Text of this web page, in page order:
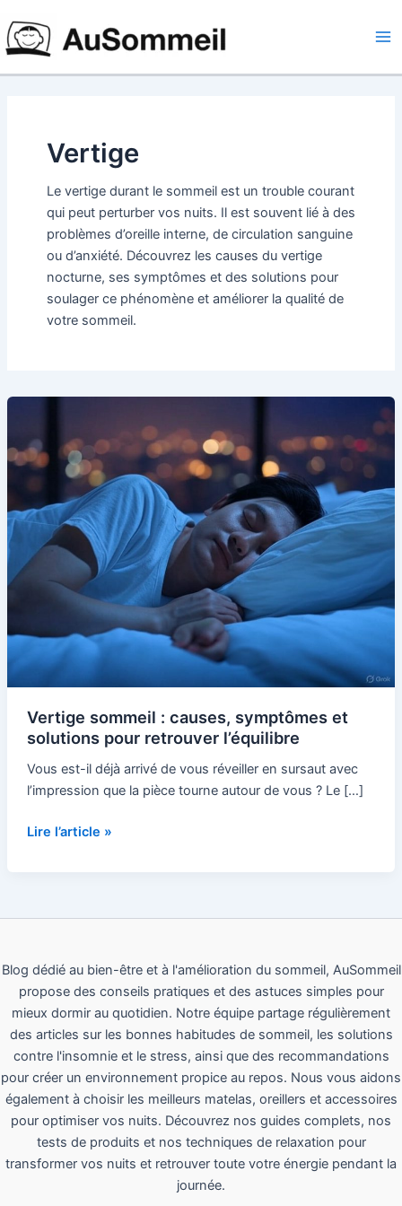
au
contenu
Vertige
Le vertige durant le sommeil est un trouble courant
qui peut perturber vos nuits. Il est souvent lié à des
problèmes d’oreille interne, de circulation sanguine
ou d’anxiété. Découvrez les causes du vertige
nocturne, ses symptômes et des solutions pour
soulager ce phénomène et améliorer la qualité de
votre sommeil.
Vertige sommeil : causes, symptômes et
solutions pour retrouver l’équilibre
Vous est-il déjà arrivé de vous réveiller en sursaut avec
l’impression que la pièce tourne autour de vous ? Le […]
:
causes,
symptômes
et
solutions
pour
retrouver
l’équilibre
Lire l’article »
Blog dédié au bien-être et à l'amélioration du sommeil, AuSommeil
propose des conseils pratiques et des astuces simples pour
mieux dormir au quotidien. Notre équipe partage régulièrement
des articles sur les bonnes habitudes de sommeil, les solutions
contre l'insomnie et le stress, ainsi que des recommandations
pour créer un environnement propice au repos. Nous vous aidons
également à choisir les meilleurs matelas, oreillers et accessoires
pour optimiser vos nuits. Découvrez nos guides complets, nos
tests de produits et nos techniques de relaxation pour
transformer vos nuits et retrouver toute votre énergie pendant la
journée.